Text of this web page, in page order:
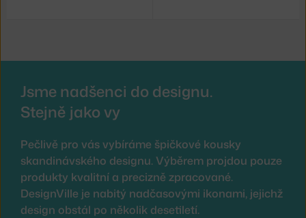
Jsme nadšenci do designu.
Stejně jako vy
Pečlivě pro vás vybíráme špičkové kousky
skandinávského designu. Výběrem projdou pouze
produkty kvalitní a precizně zpracované.
DesignVille je nabitý nadčasovými ikonami, jejichž
design obstál po několik desetiletí.